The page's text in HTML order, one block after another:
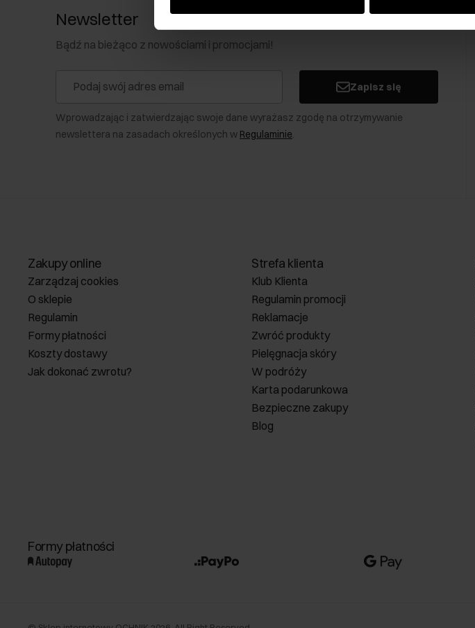
Newsletter
Bądź na bieżąco z nowościami i promocjami!
Zapisz się
Wprowadzając i zatwierdzając swoje dane wyrażasz zgodę na otrzymywanie
newslettera na zasadach określonych w Regulaminie.
Zakupy online
Zarządzaj cookies
O sklepie
Regulamin
Formy płatności
Koszty dostawy
Jak dokonać zwrotu?
Strefa klienta
Klub Klienta
Regulamin promocji
Reklamacje
Zwróć produkty
Pielęgnacja skóry
W podróży
Karta podarunkowa
Bezpieczne zakupy
Blog
Formy płatności